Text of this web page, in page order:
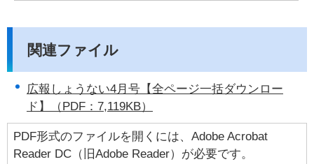
関連ファイル
広報しょうない4月号【全ページ一括ダウンロー
ド】（PDF：7,119KB）
PDF形式のファイルを開くには、Adobe Acrobat
Reader DC（旧Adobe Reader）が必要です。